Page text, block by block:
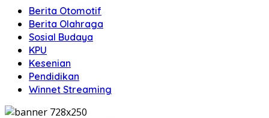
Berita Otomotif
Berita Olahraga
Sosial Budaya
KPU
Kesenian
Pendidikan
Winnet Streaming